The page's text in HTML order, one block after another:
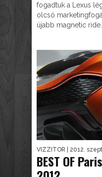
fogadtuk a Lexus
olcsó
újabb magnetic ride...
VIZZITOR | 2012.
BEST OF